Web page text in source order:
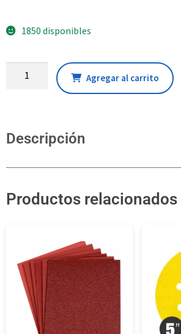
1850 disponibles
Agregar al carrito
Descripción
Productos relacionados